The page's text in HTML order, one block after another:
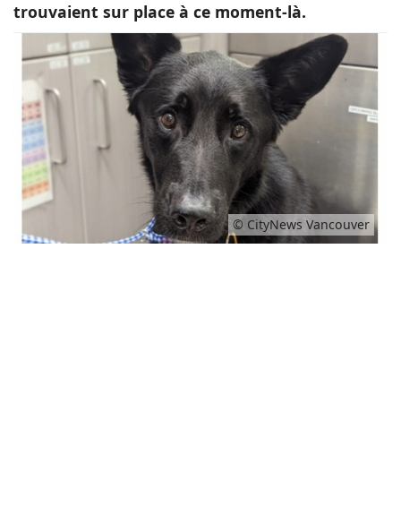
trouvaient sur place à ce moment-là.
© CityNews Vancouver